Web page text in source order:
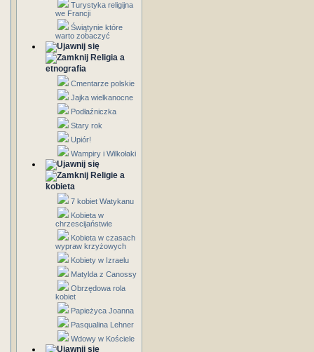
Turystyka religijna
we Francji
Świątynie które
warto zobaczyć
Religia a
etnografia
Cmentarze polskie
Jajka wielkanocne
Podłaźniczka
Stary rok
Upiór!
Wampiry i Wilkołaki
Religie a
kobieta
7 kobiet Watykanu
Kobieta w
chrzescijaństwie
Kobieta w czasach
wypraw krzyżowych
Kobiety w Izraelu
Matylda z Canossy
Obrzędowa rola
kobiet
Papieżyca Joanna
Pasqualina Lehner
Wdowy w Kościele